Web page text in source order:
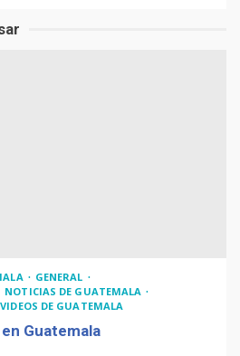
GENERAL
NOTICIAS DE GUATEMALA
VIDEOS DE GUATEMALA
Guatemala